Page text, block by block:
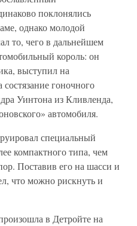
поклонялись
однако молодой
то, чего в дальнейшем
король: он
выступил на
гоночного
Уинтона из Кливленда,
автомобиля.
специальный
компактного типа, чем
Поставив его на шасси и
что можно рискнуть и
в Детройте на